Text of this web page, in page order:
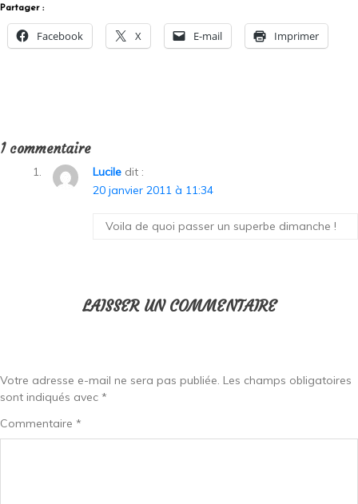
Partager :
Facebook X E-mail Imprimer
1 commentaire
Lucile dit :
20 janvier 2011 à 11:34
Voila de quoi passer un superbe dimanche !
LAISSER UN COMMENTAIRE
Votre adresse e-mail ne sera pas publiée. Les champs obligatoires
sont indiqués avec *
Commentaire *